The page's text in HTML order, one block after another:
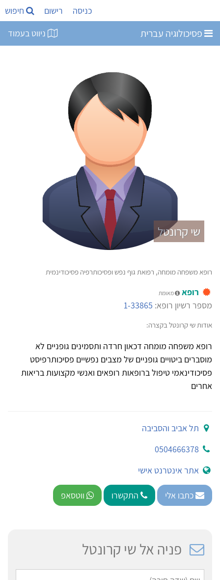
כניסה רישום חיפוש
פסיכולוגיה עברית ניווט בעמוד
שי קרונטל
רופא משפחה מומחה, רפואת גוף נפש ופסיכותרפיה פסיכודינמית
רופא מאומת
מספר רשיון רופא: 1-33865
אודות שי קרונטל בקצרה:
רופא משפחה מומחה דכאון חרדה ותסמינים גופניים לא
מוסברים ביטויים גופניים של מצבים נפשיים פסיכותרפיסט
פסיכודינאמי טיפול ברופאות רופאים ואנשי מקצועות בריאות
אחרים
תל אביב והסביבה
0504666378
אתר אינטרנט אישי
כתבו אלי התקשרו ווטסאפ
פניה אל שי קרונטל